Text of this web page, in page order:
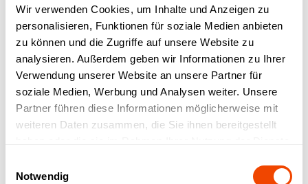
Wir verwenden Cookies, um Inhalte und Anzeigen zu
personalisieren, Funktionen für soziale Medien anbieten
zu können und die Zugriffe auf unsere Website zu
analysieren. Außerdem geben wir Informationen zu Ihrer
Verwendung unserer Website an unsere Partner für
soziale Medien, Werbung und Analysen weiter. Unsere
Partner führen diese Informationen möglicherweise mit
weiteren Daten zusammen, die Sie ihnen bereitgestellt
Notwendig
SANALOGIC zu Gast bei
Rieber - gemeinsam
Kundenmehrwert
kreieren
Messen | Events